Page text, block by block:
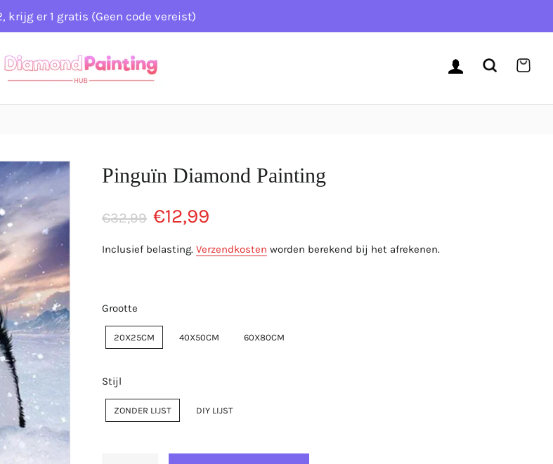
krijg er 1 gratis (Geen code vereist)
AANMELDEN
ZOEKEN
Pinguïn Diamond Painting
Normale
€32,99 Aanbiedingsprijs
€12,99
Inclusief belasting. Verzendkosten worden berekend bij het afrekenen.
Grootte
20X25CM 40X50CM 60X80CM
Stijl
ZONDER LIJST DIY LIJST